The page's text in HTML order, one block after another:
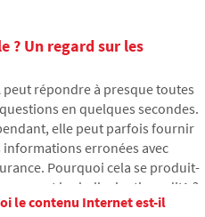
? Un regard sur les
peut répondre à presque toutes
en quelques secondes.
elle peut parfois fournir
informations erronées avec
Pourquoi cela se produit-
que sont les hallucinations d'IA ?
cet article, nous expliquons
le contenu Internet est-il